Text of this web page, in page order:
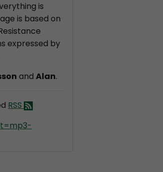
is
is based on
expressed by
andAlan.
RSS